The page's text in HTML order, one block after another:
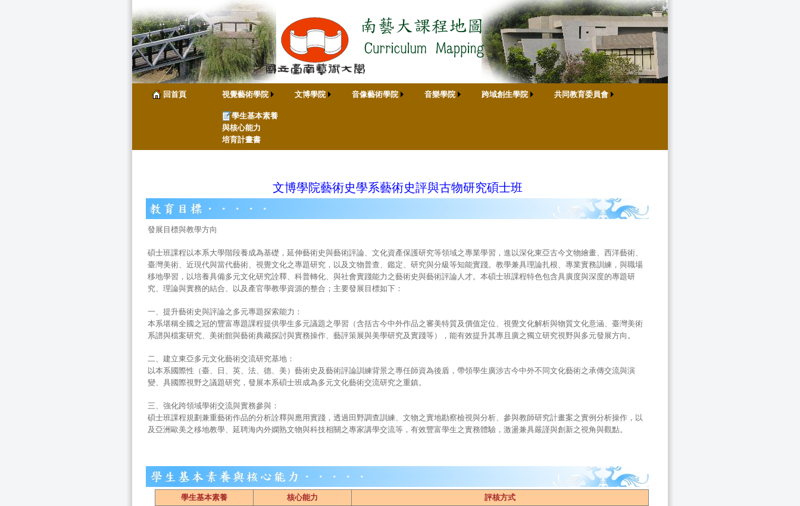
回首頁 視覺藝術學院 文博學院 音像藝術學院 音樂學院 跨域創生學院
共同教育委員會
學生基本素養
與核心能力
培育計畫書
文博學院藝術史學系藝術史評與古物研究碩士班
發展目標與教學方向
碩士班課程以本系大學階段養成為基礎，延伸藝術史與藝術評論、文化資產保護研究等領域之專業學習，進以深化東亞古今文物繪畫、西洋藝術、
臺灣美術、近現代與當代藝術、視覺文化之專題研究，以及文物普查、鑑定、研究與分級等知能實踐。教學兼具理論扎根、專業實務訓練，與職場
移地學習，以培養具備多元文化研究詮釋、科普轉化、與社會實踐能力之藝術史與藝術評論人才。本碩士班課程特色包含具廣度與深度的專題研
究、理論與實務的結合、以及產官學教學資源的整合；主要發展目標如下：
一、提升藝術史與評論之多元專題探索能力：
本系堪稱全國之冠的豐富專題課程提供學生多元議題之學習（含括古今中外作品之審美特質及價值定位、視覺文化解析與物質文化意涵、臺灣美術
系譜與檔案研究、美術館與藝術典藏探討與實務操作、藝評策展與美學研究及實踐等），能有效提升其專且廣之獨立研究視野與多元發展方向。
二、建立東亞多元文化藝術交流研究基地：
以本系國際性（臺、日、英、法、德、美）藝術史及藝術評論訓練背景之專任師資為後盾，帶領學生廣涉古今中外不同文化藝術之承傳交流與演
變、具國際視野之議題研究，發展本系碩士班成為多元文化藝術交流研究之重鎮。
三、強化跨領域學術交流與實務參與：
碩士班課程規劃兼重藝術作品的分析詮釋與應用實踐，透過田野調查訓練、文物之實地勘察檢視與分析、參與教師研究計畫案之實例分析操作，以
及亞洲歐美之移地教學、延聘海內外嫻熟文物與科技相關之專家講學交流等，有效豐富學生之實務體驗，激盪兼具嚴謹與創新之視角與觀點。
學生基本素養 核心能力 評核方式